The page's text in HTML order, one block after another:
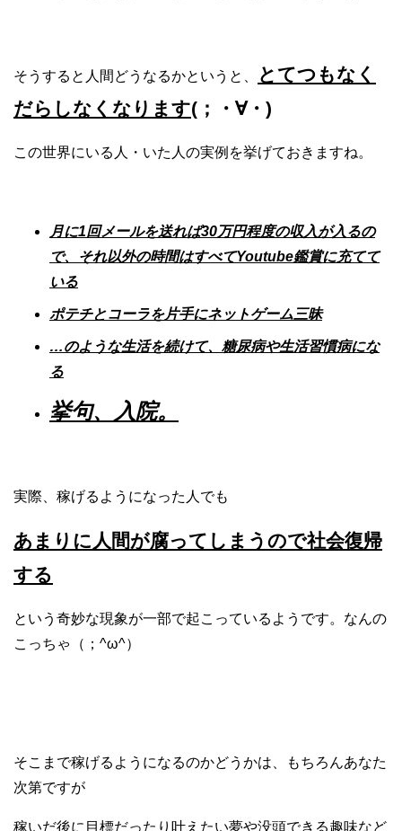
そうすると人間どうなるかというと、
とてつもなく
だらしなくなります(；・∀・)
この世界にいる人・いた人の実例を挙げておきますね。
月に1回メールを送れば30万円程度の収入が入るの
で、それ以外の時間はすべてYoutube鑑賞に充てて
いる
ポテチとコーラを片手にネットゲーム三昧
…のような生活を続けて、糖尿病や生活習慣病にな
る
挙句、入院。
実際、稼げるようになった人でも
あまりに人間が腐ってしまうので社会復帰
する
という 奇妙な現象が一部で起こっているようです。なんの
こっちゃ（；^ω^）
そこまで稼げるようになるのかどうかは、もちろんあなた
次第ですが
稼いだ後に 目標だったり叶えたい夢や没頭できる趣味など